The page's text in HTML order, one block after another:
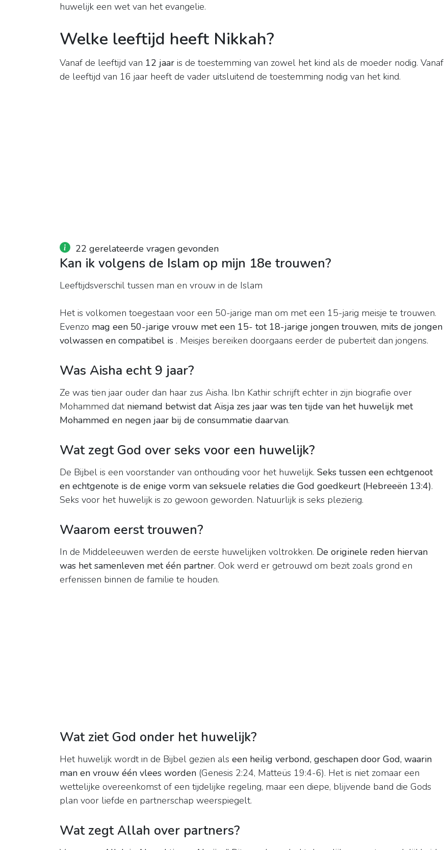
huwelijk een wet van het evangelie.
Welke leeftijd heeft Nikkah?
Vanaf de leeftijd van 12 jaar is de toestemming van zowel het kind als de moeder nodig. Vanaf
de leeftijd van 16 jaar heeft de vader uitsluitend de toestemming nodig van het kind.
22 gerelateerde vragen gevonden
Kan ik volgens de Islam op mijn 18e trouwen?
Leeftijdsverschil tussen man en vrouw in de Islam
Het is volkomen toegestaan ​​voor een 50-jarige man om met een 15-jarig meisje te trouwen.
Evenzo mag een 50-jarige vrouw met een 15- tot 18-jarige jongen trouwen, mits de jongen
volwassen en compatibel is . Meisjes bereiken doorgaans eerder de puberteit dan jongens.
Was Aisha echt 9 jaar?
Ze was tien jaar ouder dan haar zus Aisha. Ibn Kathir schrijft echter in zijn biografie over
Mohammed dat niemand betwist dat Aïsja zes jaar was ten tijde van het huwelijk met
Mohammed en negen jaar bij de consummatie daarvan.
Wat zegt God over seks voor een huwelijk?
De Bijbel is een voorstander van onthouding voor het huwelijk. Seks tussen een echtgenoot
en echtgenote is de enige vorm van seksuele relaties die God goedkeurt (Hebreeën 13:4).
Seks voor het huwelijk is zo gewoon geworden. Natuurlijk is seks plezierig.
Waarom eerst trouwen?
In de Middeleeuwen werden de eerste huwelijken voltrokken. De originele reden hiervan
was het samenleven met één partner. Ook werd er getrouwd om bezit zoals grond en
erfenissen binnen de familie te houden.
Wat ziet God onder het huwelijk?
Het huwelijk wordt in de Bijbel gezien als een heilig verbond, geschapen door God, waarin
man en vrouw één vlees worden (Genesis 2:24, Matteüs 19:4-6). Het is niet zomaar een
wettelijke overeenkomst of een tijdelijke regeling, maar een diepe, blijvende band die Gods
plan voor liefde en partnerschap weerspiegelt.
Wat zegt Allah over partners?